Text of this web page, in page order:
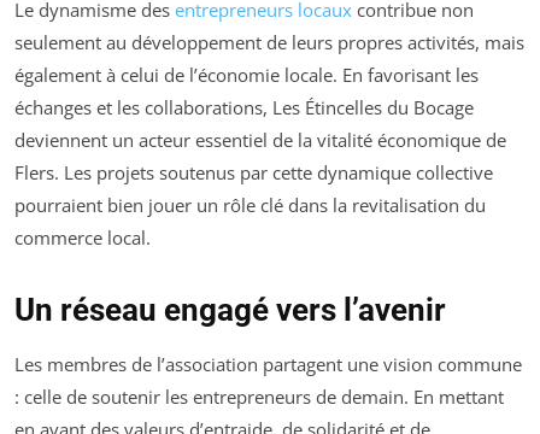
Le dynamisme des entrepreneurs locaux contribue non
seulement au développement de leurs propres activités, mais
également à celui de l’économie locale. En favorisant les
échanges et les collaborations, Les Étincelles du Bocage
deviennent un acteur essentiel de la vitalité économique de
Flers. Les projets soutenus par cette dynamique collective
pourraient bien jouer un rôle clé dans la revitalisation du
commerce local.
Un réseau engagé vers l’avenir
Les membres de l’association partagent une vision commune
: celle de soutenir les entrepreneurs de demain. En mettant